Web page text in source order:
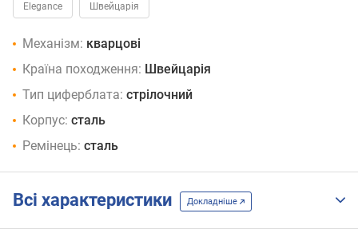
Elegance Швейцарія
Механізм: кварцові
Країна походження: Швейцарія
Тип циферблата: стрілочний
Корпус: сталь
Ремінець: сталь
Всі характеристики Докладніше